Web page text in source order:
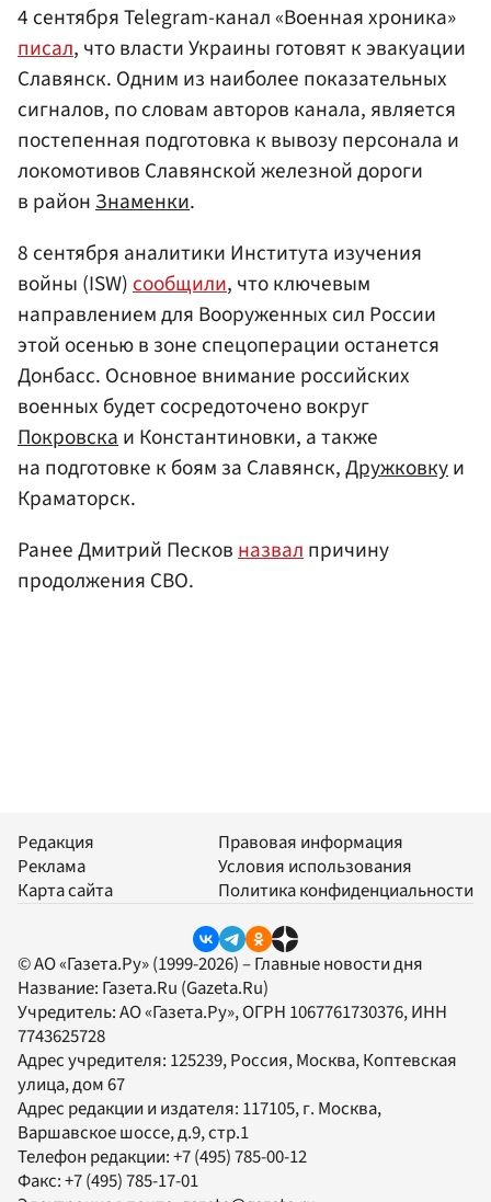
4 сентября Telegram-канал «Военная хроника»
писал, что власти Украины готовят к эвакуации
Славянск. Одним из наиболее показательных
сигналов, по словам авторов канала, является
постепенная подготовка к вывозу персонала и
локомотивов Славянской железной дороги
в районЗнаменки.
8 сентября аналитики Института изучения
войны (ISW)сообщили, что ключевым
направлением для Вооруженных сил России
этой осенью в зоне спецоперации останется
Донбасс. Основное внимание российских
военных будет сосредоточено вокруг
Покровскаи Константиновки, а также
на подготовке к боям за Славянск,Дружковкуи
Краматорск.
Ранее Дмитрий Песковназвалпричину
продолжения СВО.
Редакция
Реклама
Карта сайта
Правовая информация
Условия использования
Политика конфиденциальности
© АО «Газета.Ру» (1999-2026) – Главные новости дня
Название: Газета.Ru (Gazeta.Ru)
Учредитель:АО «Газета.Ру», ОГРН 1067761730376, ИНН
7743625728
Адрес учредителя: 125239, Россия, Москва, Коптевская
улица, дом 67
Адрес редакции и издателя: 117105, г. Москва,
Варшавское шоссе, д.9, стр.1
Телефон редакции:+7 (495) 785-00-12
Факс:+7 (495) 785-17-01